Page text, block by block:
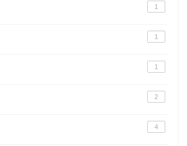
1
1
1
2
4